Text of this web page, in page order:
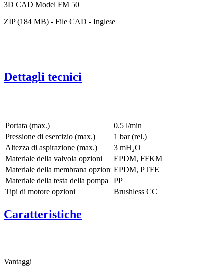
3D CAD Model FM 50
ZIP (184 MB) - File CAD - Inglese
Dettagli tecnici
Portata (max.)
0.5 l/min
Pressione di esercizio (max.)
1 bar (rel.)
Altezza di aspirazione (max.)
3 mH₂O
Materiale della valvola opzioni
EPDM, FFKM
Materiale della membrana opzioni EPDM, PTFE
Materiale della testa della pompa
PP
Tipi di motore opzioni
Brushless CC
Caratteristiche
Vantaggi